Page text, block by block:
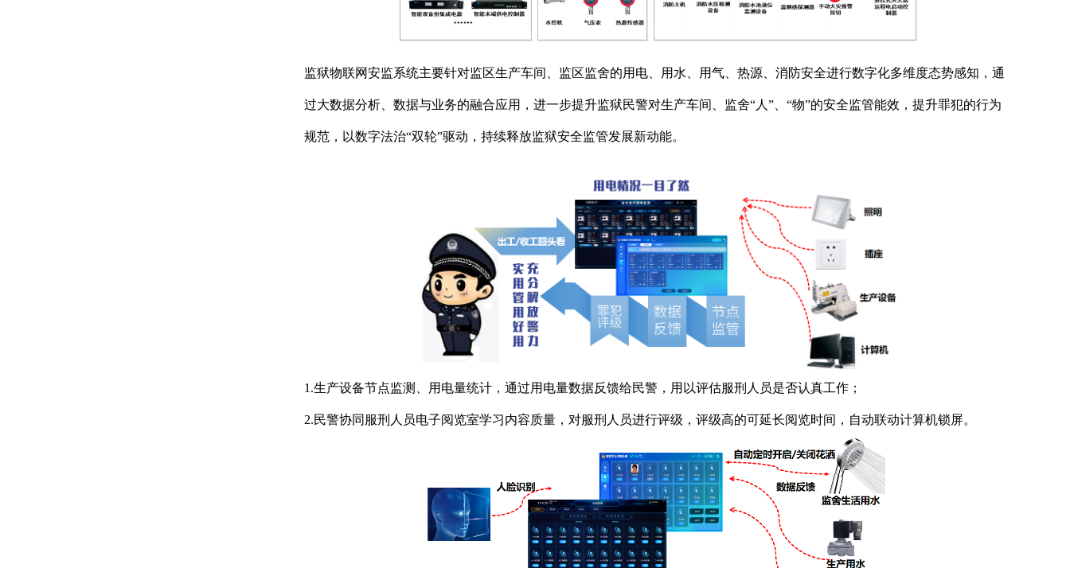
监狱物联网安监系统主要针对监区生产车间、监区监舍的用电、用水、用气、热源、消防安全进行数字化多维度态势感知，通
过大数据分析、数据与业务的融合应用，进一步提升监狱民警对生产车间、监舍“人”、“物”的安全监管能效，提升罪犯的行为
规范，以数字法治“双轮”驱动，持续释放监狱安全监管发展新动能。
1.生产设备节点监测、用电量统计，通过用电量数据反馈给民警，用以评估服刑人员是否认真工作；
2.民警协同服刑人员电子阅览室学习内容质量，对服刑人员进行评级，评级高的可延长阅览时间，自动联动计算机锁屏。